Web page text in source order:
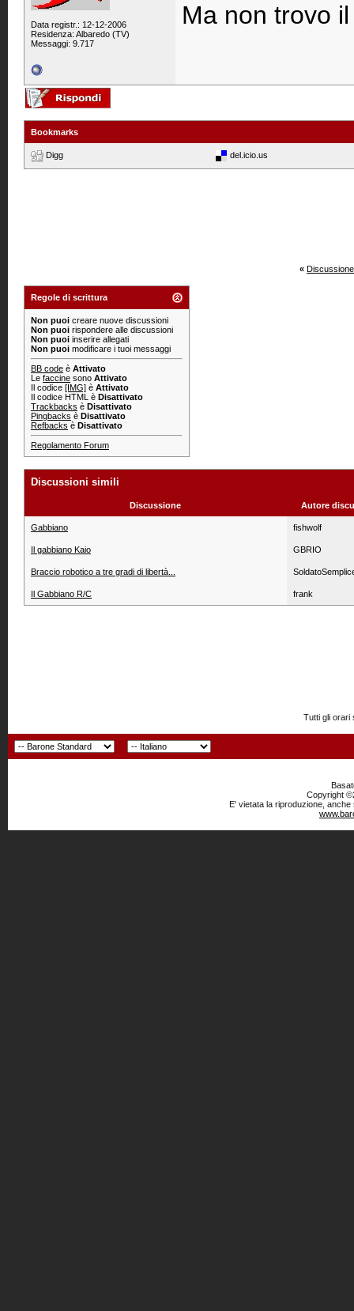
Data registr.: 12-12-2006
Residenza: Albaredo (TV)
Messaggi: 9.717
Ma non trovo
Bookmarks
Digg del.icio.us
«
Regole di scrittura
Non puoi creare nuove discussioni
Non puoi rispondere alle discussioni
Non puoi inserire allegati
Non puoi modificare i tuoi messaggi
BB code è Attivato
Le faccine sono Attivato
Il codice [IMG] è Attivato
Il codice HTML è Disattivato
Trackbacks è Disattivato
Pingbacks è Disattivato
Refbacks è Disattivato
Regolamento Forum
Discussioni simili
Discussione Autore
Gabbiano fishwolf
Il gabbiano Kaio GBRIO
Braccio robotico a tre gradi di libertà...
Il Gabbiano R/C frank
Tutti gli orari
Copyright
E' vietata la riproduzione,